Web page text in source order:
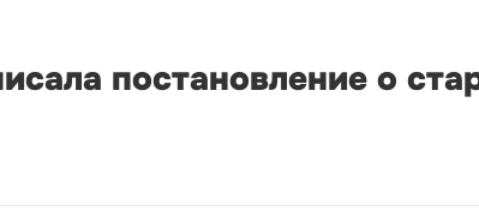
постановление о